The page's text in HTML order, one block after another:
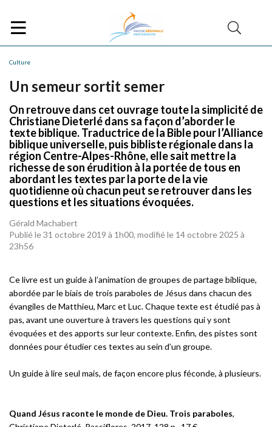
Culture
Un semeur sortit semer
On retrouve dans cet ouvrage toute la simplicité de
Christiane Dieterlé dans sa façon d’aborder le
texte biblique. Traductrice de la Bible pour l’Alliance
biblique universelle, puis bibliste régionale dans la
région Centre-Alpes-Rhône, elle sait mettre la
richesse de son érudition à la portée de tous en
abordant les textes par la porte de la vie
quotidienne où chacun peut se retrouver dans les
questions et les situations évoquées.
Gérald Machabert
Publié le 31 octobre 2019 à 1h00, modifié le 14 octobre 2025 à
23h56
Ce livre est un guide à l’animation de groupes de partage biblique,
abordée par le biais de trois paraboles de Jésus dans chacun des
évangiles de Matthieu, Marc et Luc. Chaque texte est étudié pas à
pas, avant une ouverture à travers les questions qui y sont
évoquées et des apports sur leur contexte. Enfin, des pistes sont
données pour étudier ces textes au sein d’un groupe.
Un guide à lire seul mais, de façon encore plus féconde, à plusieurs.
Quand Jésus raconte le monde de Dieu. Trois paraboles,